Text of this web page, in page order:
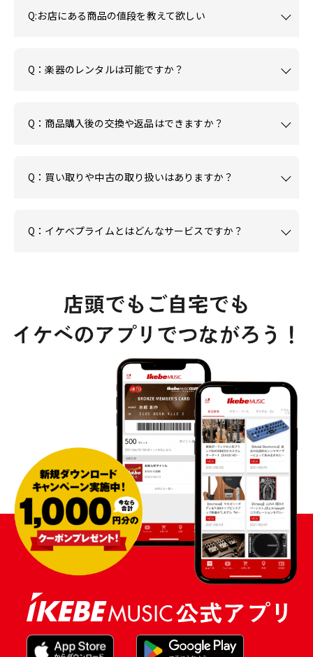
Q:お店にある商品の値段を教えて欲しい
Q：楽器のレンタルは可能ですか？
Q：商品購入後の交換や返品はできますか？
Q：買い取りや中古の取り扱いはありますか？
Q：イケベプライムとはどんなサービスですか？